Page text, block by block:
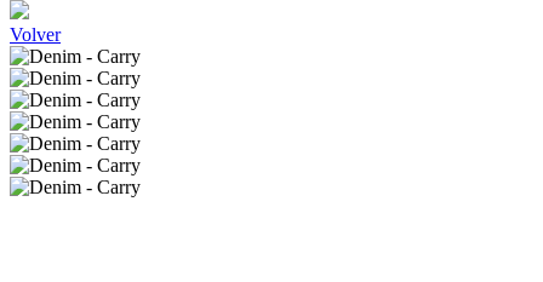
Volver